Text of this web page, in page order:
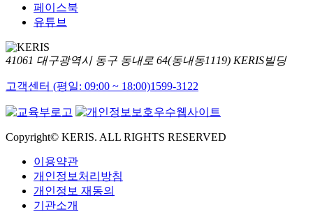
페이스북
유튜브
41061 대구광역시 동구 동내로 64(동내동1119) KERIS빌딩
고객센터 (평일: 09:00 ~ 18:00)1599-3122
Copyright© KERIS. ALL RIGHTS RESERVED
이용약관
개인정보처리방침
개인정보 재동의
기관소개